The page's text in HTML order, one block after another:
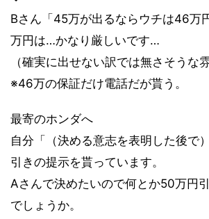
Bさん「45万が出るならウチは46万
万円は…かなり厳しいです…
（確実に出せない訳では無さそうな
※46万の保証だけ電話だが貰う。
最寄のホンダへ
自分「（決める意志を表明した後で
引きの提示を貰っています。
Aさんで決めたいので何とか50万円
でしょうか。